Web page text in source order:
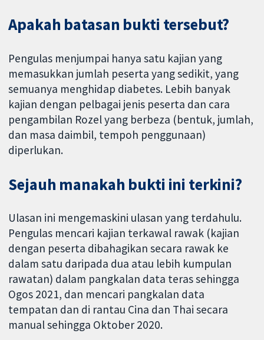
Apakah batasan bukti tersebut?
Pengulas menjumpai hanya satu kajian yang
memasukkan jumlah peserta yang sedikit, yang
semuanya menghidap diabetes. Lebih banyak
kajian dengan pelbagai jenis peserta dan cara
pengambilan Rozel yang berbeza (bentuk, jumlah,
dan masa daimbil, tempoh penggunaan)
diperlukan.
Sejauh manakah bukti ini terkini?
Ulasan ini mengemaskini ulasan yang terdahulu.
Pengulas mencari kajian terkawal rawak (kajian
dengan peserta dibahagikan secara rawak ke
dalam satu daripada dua atau lebih kumpulan
rawatan) dalam pangkalan data teras sehingga
Ogos 2021, dan mencari pangkalan data
tempatan dan di rantau Cina dan Thai secara
manual sehingga Oktober 2020.